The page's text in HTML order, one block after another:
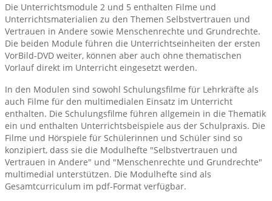
Die Unterrichtsmodule 2 und 5 enthalten Filme und
Unterrichtsmaterialien zu den Themen Selbstvertrauen und
Vertrauen in Andere sowie Menschenrechte und Grundrechte.
Die beiden Module führen die Unterrichtseinheiten der ersten
VorBild-DVD weiter, können aber auch ohne thematischen
Vorlauf direkt im Unterricht eingesetzt werden.
In den Modulen sind sowohl Schulungsfilme für Lehrkräfte als
auch Filme für den multimedialen Einsatz im Unterricht
enthalten. Die Schulungsfilme führen allgemein in die Thematik
ein und enthalten Unterrichtsbeispiele aus der Schulpraxis. Die
Filme und Hörspiele für Schülerinnen und Schüler sind so
konzipiert, dass sie die Modulhefte "Selbstvertrauen und
Vertrauen in Andere" und "Menschenrechte und Grundrechte"
multimedial unterstützen. Die Modulhefte sind als
Gesamtcurriculum im pdf-Format verfügbar.